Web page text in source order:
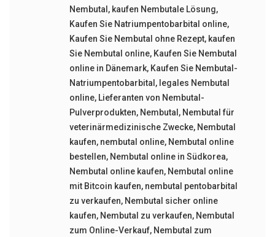
Nembutal , kaufen Nembutale Lösung,
Kaufen Sie Natriumpentobarbital online,
Kaufen Sie Nembutal ohne Rezept, kaufen
Sie Nembutal online, Kaufen Sie Nembutal
online in Dänemark, Kaufen Sie Nembutal-
Natriumpentobarbital , legales Nembutal
online, Lieferanten von Nembutal-
Pulverprodukten, Nembutal , Nembutal für
veterinärmedizinische Zwecke, Nembutal
kaufen, nembutal online, Nembutal online
bestellen, Nembutal online in Südkorea,
Nembutal online kaufen, Nembutal online
mit Bitcoin kaufen, nembutal pentobarbital
zu verkaufen, Nembutal sicher online
kaufen, Nembutal zu verkaufen, Nembutal
zum Online-Verkauf, Nembutal zum